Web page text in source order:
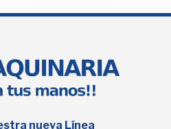
nueva Línea